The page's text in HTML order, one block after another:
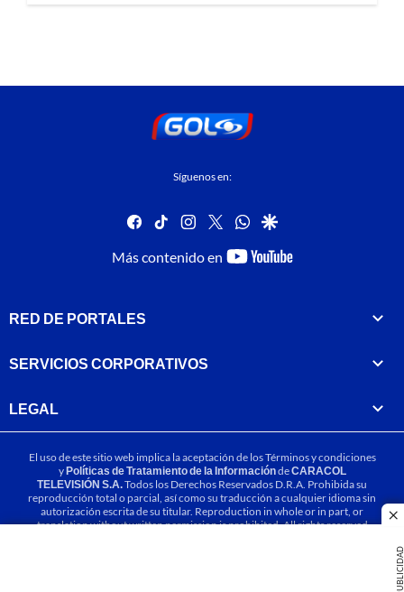
PUBLICIDAD
Síguenos en:
facebook
tiktok instagram
twitterwhatsapp
google
Más contenido en
youtube-
RED DE PORTALES
SERVICIOS CORPORATIVOS
LEGAL
El uso de este sitio web implica la aceptación de losTérminos y condiciones
yPolíticas de Tratamiento de la InformacióndeCARACOL
TELEVISIÓN S.A.Todos los Derechos Reservados D.R.A. Prohibida su
reproducción total o parcial, así como su traducción a cualquier idioma sin
autorización escrita de su titular. Reproduction in whole or in part, or
translation without written permission is prohibited. All rights reserved